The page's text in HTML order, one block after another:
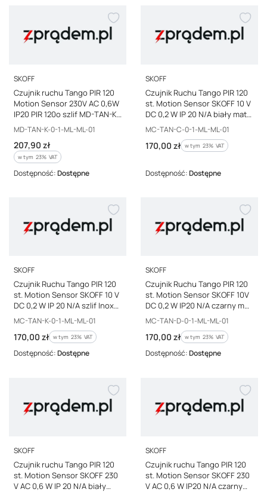
PRODUCENT
SKOFF
Czujnik ruchu Tango PIR 120
Motion Sensor 230V AC 0,6W
IP20 PIR 120o szlif MD-TAN-K-
0-1-ML-ML-01
Kod producenta
MD-TAN-K-0-1-ML-ML-01
Cena brutto
207,90 zł
w tym %s VAT
w tym 23% VAT
Dostępność:Dostępne
PRODUCENT
SKOFF
Czujnik Ruchu Tango PIR 120
st. Motion Sensor SKOFF 10 V
DC 0,2 W IP 20 N/A biały mat
szt.
Kod producenta
MC-TAN-C-0-1-ML-ML-01
Cena brutto
170,00 zł w tym %s VAT
w tym 23% VAT
Dostępność:Dostępne
PRODUCENT
SKOFF
Czujnik Ruchu Tango PIR 120
st. Motion Sensor SKOFF 10 V
DC 0,2 W IP 20 N/A szlif Inox
szt.
Kod producenta
MC-TAN-K-0-1-ML-ML-01
Cena brutto
170,00 zł w tym %s VAT
w tym 23% VAT
Dostępność:Dostępne
PRODUCENT
SKOFF
Czujnik Ruchu Tango PIR 120
st. Motion Sensor SKOFF 10V
DC 0,2 W IP20 N/A czarny mat
szt.
Kod producenta
MC-TAN-D-0-1-ML-ML-01
Cena brutto
170,00 zł w tym %s VAT
w tym 23% VAT
Dostępność:Dostępne
PRODUCENT
SKOFF
Czujnik ruchu Tango PIR 120
st. Motion Sensor SKOFF 230
V AC 0,6 W IP 20 N/A biały
PRODUCENT
SKOFF
Czujnik ruchu Tango PIR 120
st. Motion Sensor SKOFF 230
V AC 0,6 W IP20 N/A czarny